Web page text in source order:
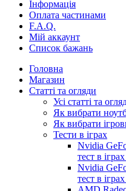
Інформація
Оплата частинами
F.A.Q.
Мій аккаунт
Список бажань
Головна
Магазин
Статті та огляди
Усі статті та
Як вибрати
Як вибрати
Тести в іграх
Nvidia
тест в
Nvidia
тест в